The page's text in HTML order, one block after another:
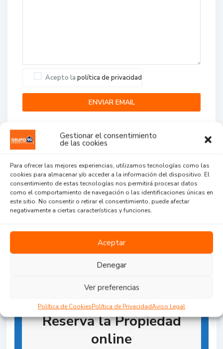
Gestionar el consentimiento
de las cookies
Para ofrecer las mejores experiencias, utilizamos tecnologías como las
cookies para almacenar y/o acceder a la información del dispositivo. El
consentimiento de estas tecnologías nos permitirá procesar datos
como el comportamiento de navegación o las identificaciones únicas en
este sitio. No consentir o retirar el consentimiento, puede afectar
negativamente a ciertas características y funciones.
Aceptar
Denegar
Ver preferencias
Política de CookiesPolítica de PrivacidadAviso Legal
Acepto la política de privacidad
Agent Reviews
...
Reserva la Propiedad
online